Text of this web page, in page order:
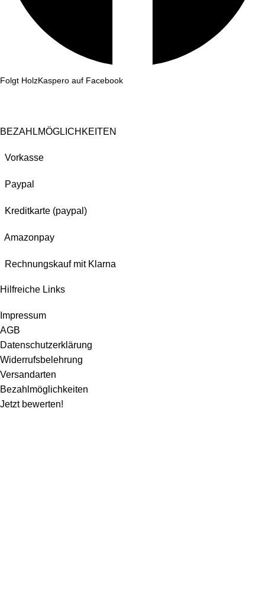
Folgt HolzKaspero auf Facebook
BEZAHLMÖGLICHKEITEN
Vorkasse
Paypal
Kreditkarte (paypal)
Amazonpay
Rechnungskauf mit Klarna
Hilfreiche Links
Impressum
AGB
Datenschutzerklärung
Widerrufsbelehrung
Versandarten
Bezahlmöglichkeiten
Jetzt bewerten!